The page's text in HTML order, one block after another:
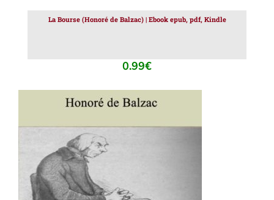
La Bourse (Honoré de Balzac) | Ebook epub, pdf, Kindle
0.99€